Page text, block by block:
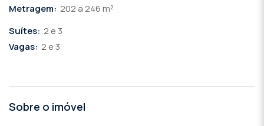
Metragem: 202 a 246 m²
Suítes: 2 e 3
Vagas: 2 e 3
Sobre o imóvel